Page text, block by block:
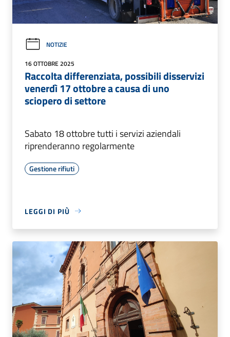
NOTIZIE
16 OTTOBRE 2025
Raccolta differenziata, possibili disservizi
venerdì 17 ottobre a causa di uno
sciopero di settore
Sabato 18 ottobre tutti i servizi aziendali
riprenderanno regolarmente
Gestione rifiuti
LEGGI DI PIÙ